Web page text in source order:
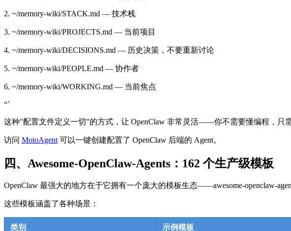
2. ~/memory-wiki/STACK.md — 技术栈
3. ~/memory-wiki/PROJECTS.md — 当前项目
4. ~/memory-wiki/DECISIONS.md — 历史决策，不要重新讨论
5. ~/memory-wiki/PEOPLE.md — 协作者
6. ~/memory-wiki/WORKING.md — 当前焦点
“`
这种"配置文件定义一切"的方式，让 OpenClaw 非常灵活——你不需要懂编程，只
访问 MotoAgent 可以一键创建配置了 OpenClaw 后端的 Agent。
四、Awesome-OpenClaw-Agents：162 个生产级模板
OpenClaw 最强大的地方在于它拥有一个庞大的模板生态——awesome-openclaw-
这些模板涵盖了各种场景：
类别 示例模板